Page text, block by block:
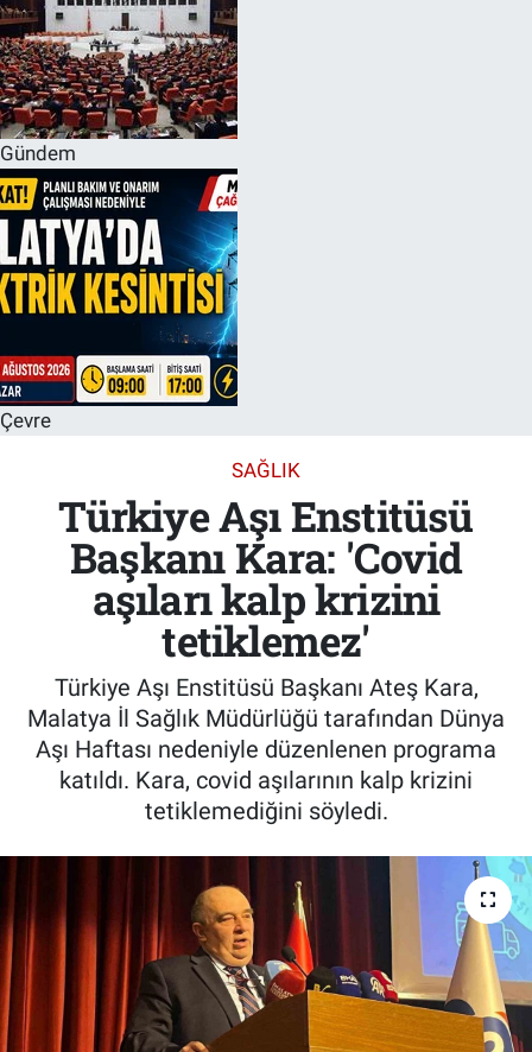
Gündem
Çevre
SAĞLIK
Türkiye Aşı Enstitüsü
Başkanı Kara: 'Covid
aşıları kalp krizini
tetiklemez'
Türkiye Aşı Enstitüsü Başkanı Ateş Kara,
Malatya İl Sağlık Müdürlüğü tarafından Dünya
Aşı Haftası nedeniyle düzenlenen programa
katıldı. Kara, covid aşılarının kalp krizini
tetiklemediğini söyledi.